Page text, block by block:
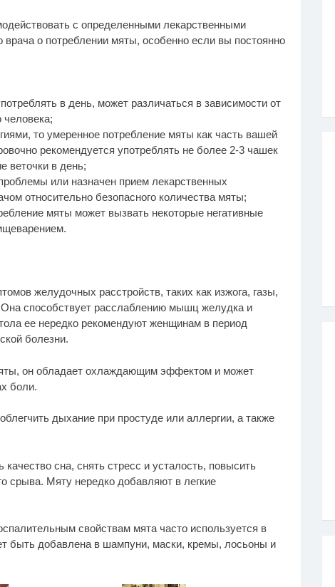
с определенными лекарственными
о потреблении мяты, особенно если вы постоянно
в день, может различаться в зависимости от
человека;
то умеренное потребление мяты как часть вашей
рекомендуется употреблять не более 2-3 чашек
веточки в день;
или назначен прием лекарственных
относительно безопасного количества мяты;
мяты может вызвать некоторые негативные
желудочных расстройств, таких как изжога, газы,
способствует расслаблению мышц желудка и
ее нередко рекомендуют женщинам в период
болезни.
он обладает охлаждающим эффектом и может
боли.
дыхание при простуде или аллергии, а также
сна, снять стресс и усталость, повысить
срыва. Мяту нередко добавляют в легкие
свойствам мята часто используется в
быть добавлена в шампуни, маски, кремы, лосьоны и